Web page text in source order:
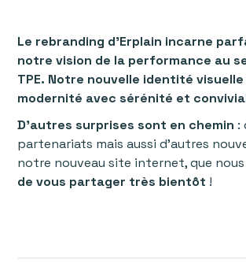
Le rebranding d’Erplain incarne
notre vision de la performance au
TPE. Notre nouvelle identité
modernité avec sérénité et
D’autres surprises sont en chemin :
partenariats mais aussi d’autres
notre nouveau site internet, que
de vous partager très bientôt !